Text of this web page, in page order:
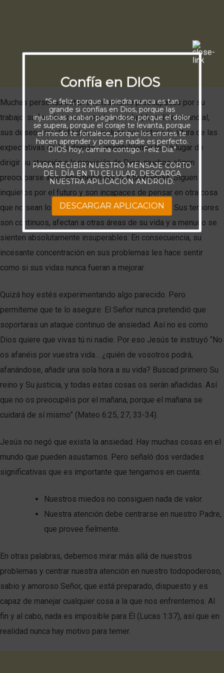
Muchas personas están intensamente preocupadas por su
trabajo, su familia, su economía, su salud, la política mundial,
sus deseos insatisfechos e incluso por estar a la altura de las
expectativas de los demás. Lamentablemente, en lugar de
dirigir su atención a la provisión de Dios, muchos eligen
preocuparse incesantemente por sus problemas. Siguen
inquietos por el futuro y son incapaces de pensar en otra cosa
que no sean los difíciles retos que tienen ante sí. Sus temores
son continuos, afectan a otras áreas de su vida y a menudo se
sienten absolutamente insuperables. En consecuencia, su
incesante concentración en sus problemas les hace sentir
como si sus vidas nunca fueran a mejorar.
Quizá hoy estés experimentando algo parecido. Pero
permíteme que te lo asegure: El Señor nunca pretendió que
soportaras un ataque continuo de ansiedad. Así no es como
Dios quiere que vivas tú ni nadie. Por eso Jesús te instruyó “No
os afanéis por vuestra vida… ¿quién de vosotros podrá,
afanándose, añadir una sola hora a su vida? Buscad primero Su
reino y Su justicia, y todas estas cosas os serán añadidas. Así
que no os preocupéis por el mañana, porque el mañana se
cuidará de sí mismo” (Mateo 6:25, 27, 33-34).
Jesús no negó que exista la ansiedad. Hay muchas cosas en el
mundo que pueden asustarnos. Pero señaló dos verdades
significativas que es importante que tengamos en cuenta:
Nuestros miedos no consiguen nada de valor.
Nuestra atención debe centrarse en nuestro Padre,
que provee fielmente.
En otras palabras, debemos mirar más allá de nuestros
problemas y centrar nuestra atención en nuestro todopoderoso,
sabio y amoroso Señor, que está preparado, dispuesto y es
capaz de manejar cualquier cosa a la que nos enfrentemos. Al
fin y al cabo, nada es imposible para Él (Lucas 1:37), así que en
realidad nunca hay motivo para temer.
Confía en DIOS
"Se feliz, porque la piedra nunca es tan
grande si confías en Dios, porque las
injusticias acaban pagándose, porque el dolor
se supera, porque el coraje te levanta, porque
el miedo te fortalece, porque los errores te
hacen aprender y porque nadie es perfecto.
DIOS hoy, camina contigo. Feliz Día."
PARA RECIBIR NUESTRO MENSAJE CORTO
DEL DÍA EN TU CELULAR, DESCARGA
NUESTRA APLICACIÓN ANDROID.
DESCARGAR APLICACION